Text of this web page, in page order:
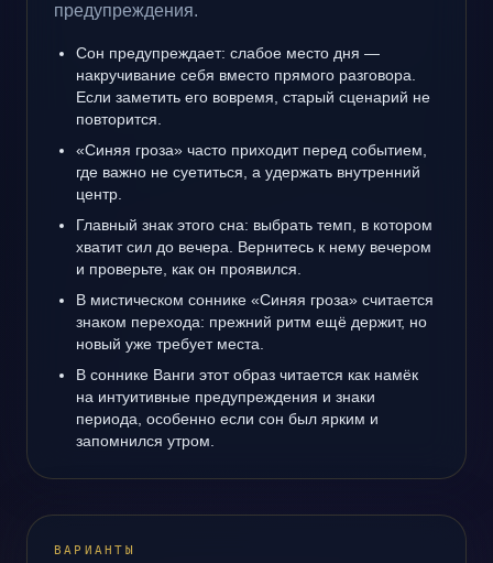
предупреждения.
Сон предупреждает: слабое место дня —
накручивание себя вместо прямого разговора.
Если заметить его вовремя, старый сценарий не
повторится.
«Синяя гроза» часто приходит перед событием,
где важно не суетиться, а удержать внутренний
центр.
Главный знак этого сна: выбрать темп, в котором
хватит сил до вечера. Вернитесь к нему вечером
и проверьте, как он проявился.
В мистическом соннике «Синяя гроза» считается
знаком перехода: прежний ритм ещё держит, но
новый уже требует места.
В соннике Ванги этот образ читается как намёк
на интуитивные предупреждения и знаки
периода, особенно если сон был ярким и
запомнился утром.
ВАРИАНТЫ